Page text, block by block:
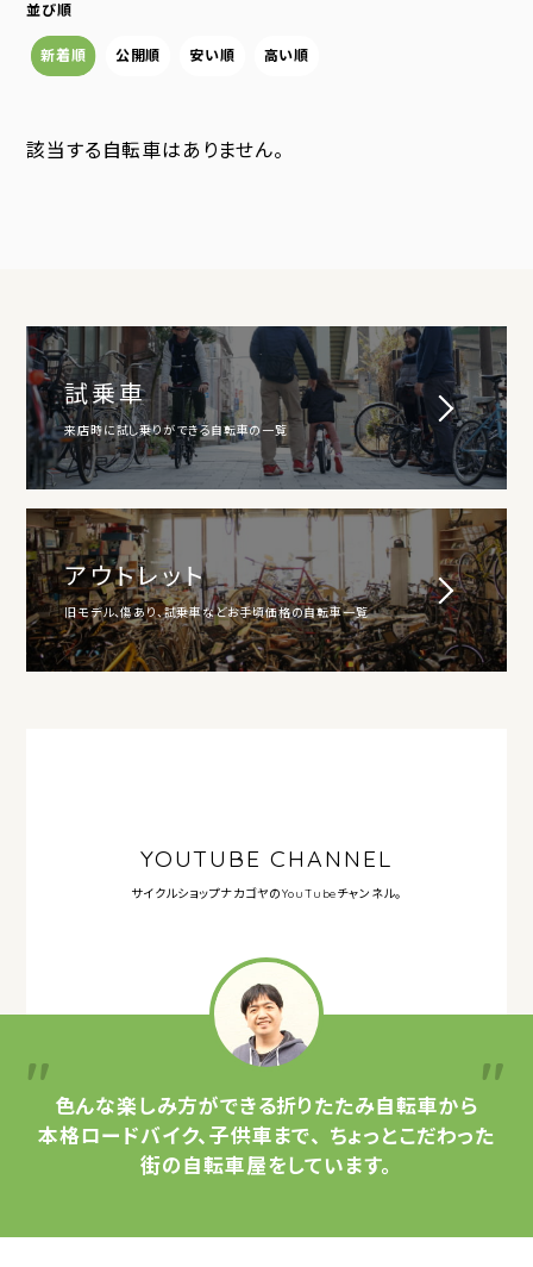
並び順
新着順 公開順 安い順 高い順
該当する自転車はありません。
試乗車
来店時に試し乗りができる自転車の一覧
アウトレット
旧モデル、傷あり、試乗車などお手頃価格の自転車一覧
YOUTUBE CHANNEL
サイクルショップナカゴヤのYouTubeチャンネル。
色んな楽しみ方ができる折りたたみ自転車から
本格ロードバイク、子供車まで、 ちょっとこだわった
街の自転車屋をしています。